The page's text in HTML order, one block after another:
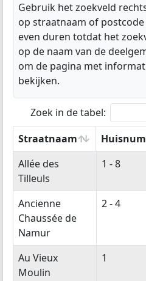
Gebruik het zoekveld
op straatnaam of
even duren totdat het
op de naam van de
om de pagina met
bekijken.
Zoek in de tabel:
Straatnaam
Straatnaam
Allée des
Tilleuls
1 - 8
Ancienne
Chaussée de
Namur
2 - 4
Au Vieux
Moulin
1